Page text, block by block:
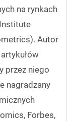
na rynkach
Autor
przez niego
nagradzany
Forbes,